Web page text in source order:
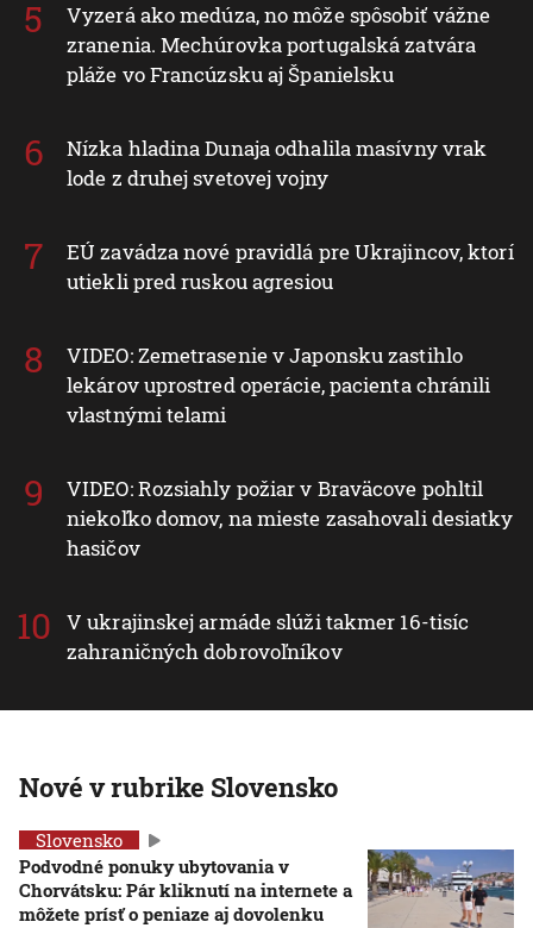
Vyzerá ako medúza, no môže spôsobiť vážne
zranenia. Mechúrovka portugalská zatvára
pláže vo Francúzsku aj Španielsku
Nízka hladina Dunaja odhalila masívny vrak
lode z druhej svetovej vojny
EÚ zavádza nové pravidlá pre Ukrajincov, ktorí
utiekli pred ruskou agresiou
VIDEO: Zemetrasenie v Japonsku zastihlo
lekárov uprostred operácie, pacienta chránili
vlastnými telami
VIDEO: Rozsiahly požiar v Braväcove pohltil
niekoľko domov, na mieste zasahovali desiatky
hasičov
V ukrajinskej armáde slúži takmer 16-tisíc
zahraničných dobrovoľníkov
Nové v rubrike Slovensko
Slovensko
Podvodné ponuky ubytovania v
Chorvátsku: Pár kliknutí na internete a
môžete prísť o peniaze aj dovolenku